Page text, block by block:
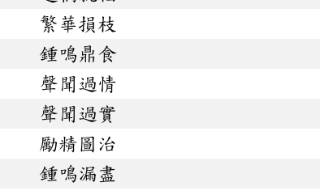
繁華損枝
鍾鳴鼎食
聲聞過情
聲聞過實
勵精圖治
鍾鳴漏盡